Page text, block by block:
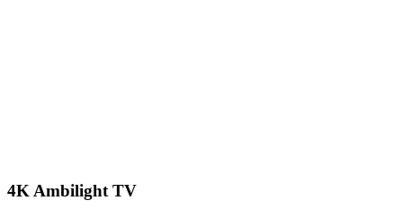
4K Ambilight TV